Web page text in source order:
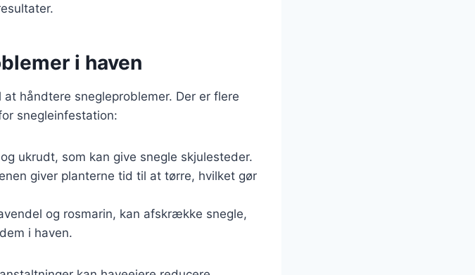
i haven
håndtere snegleproblemer. Der er flere
snegleinfestation:
ukrudt, som kan give snegle skjulesteder.
giver planterne tid til at tørre, hvilket gør
og rosmarin, kan afskrække snegle,
i haven.